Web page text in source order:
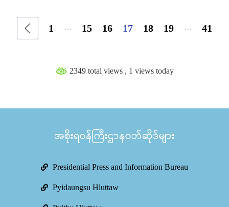
1 ... 15 16 17 18 19 ... 41
2349 total views , 1 views today
အစိုးရဝန်ကြီးဌာနဝဘ်ဆိုဒ်များ
Presidential Press and Information Bureau
Pyidaungsu Hluttaw